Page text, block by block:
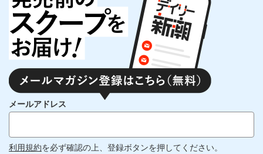
メールアドレス
利用規約を必ず確認の上、登録ボタンを押してください。